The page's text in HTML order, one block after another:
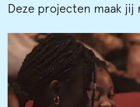
Deze projecten maak jij